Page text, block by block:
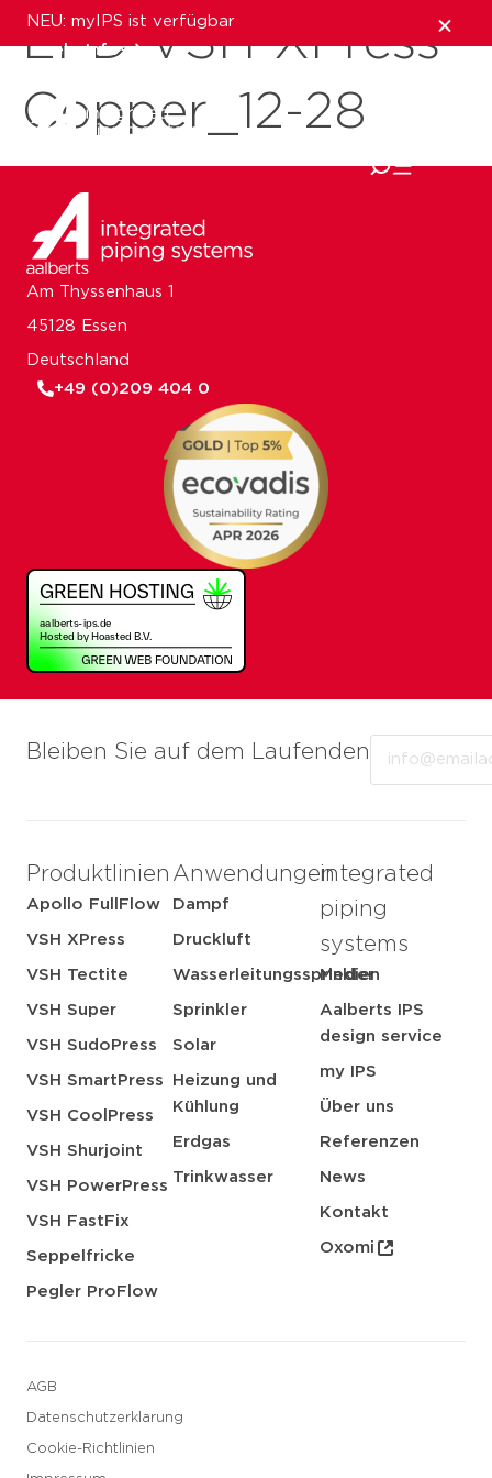
NEU: myIPS ist verfügbar
mehr Infos
schließen
EPD-VSH-XPress-
Copper_12-28
Bleiben Sie auf dem Laufenden
Produktlinien
Apollo FullFlow
VSH XPress
VSH Tectite
VSH Super
VSH SudoPress
VSH SmartPress
VSH CoolPress
VSH Shurjoint
VSH PowerPress
VSH FastFix
Seppelfricke
Pegler ProFlow
Anwendungen
Dampf
Druckluft
Wasserleitungssprinkler
Sprinkler
Solar
Heizung und
Kühlung
Erdgas
Trinkwasser
integrated
piping
systems
Medien
Aalberts IPS
design service
my IPS
Über uns
Referenzen
News
Kontakt
Oxomi
AGB
Datenschutzerklarung
Cookie-Richtlinien
Am Thyssenhaus 1
45128 Essen
Deutschland
+49 (0)209 404 0